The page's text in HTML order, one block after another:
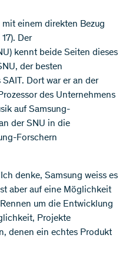
einem direkten Bezug
Der
kennt beide Seiten dieses
der besten
Dort war er an der
des Unternehmens
auf Samsung-
der SNU in die
Forschern
denke, Samsung weiss es
aber auf eine Möglichkeit
um die Entwicklung
Projekte
denen ein echtes Produkt